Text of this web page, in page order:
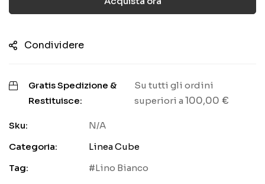
Condividere
Gratis Spedizione &
Restituisce:
Su tutti gli ordini
superiori a 100,00 €
Sku:
N/A
Categoria:
Linea Cube
Tag:
Lino Bianco